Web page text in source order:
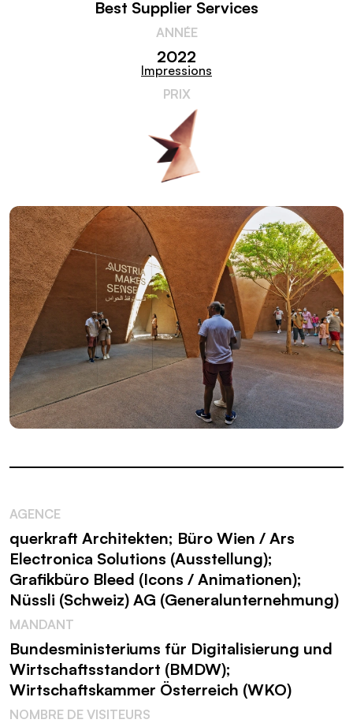
Best Supplier Services
ANNÉE
2022
Impressions
PRIX
AGENCE
querkraft Architekten; Büro Wien / Ars
Electronica Solutions (Ausstellung);
Grafikbüro Bleed (Icons / Animationen);
Nüssli (Schweiz) AG (Generalunternehmung)
MANDANT
Bundesministeriums für Digitalisierung und
Wirtschaftsstandort (BMDW);
Wirtschaftskammer Österreich (WKO)
NOMBRE DE VISITEURS